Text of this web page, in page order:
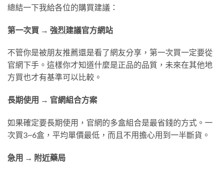
總結一下我給各位的購買建議：
第一次買 → 強烈建議官方網站
不管你是被朋友推薦還是看了網友分享，第一次買一定要從
官網下手。這樣你才知道什麼是正品的品質，未來在其他地
方買也才有基準可以比較。
長期使用 → 官網組合方案
如果確定要長期使用，官網的多盒組合是最省錢的方式。一
次買3~6盒，平均單價最低，而且不用擔心用到一半斷貨。
急用 → 附近藥局